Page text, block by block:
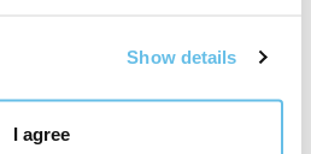
Show details
I agree